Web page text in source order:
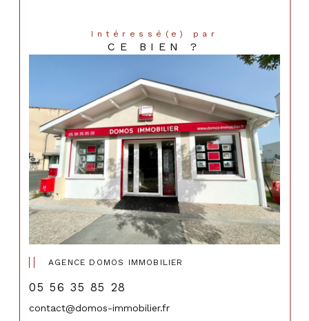
Intéressé(e) par
CE BIEN ?
AGENCE DOMOS IMMOBILIER
05 56 35 85 28
contact@domos-immobilier.fr